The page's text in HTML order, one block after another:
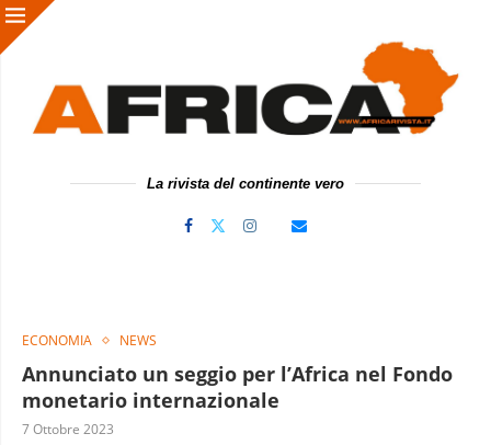
La rivista del continente vero
ECONOMIA NEWS
Annunciato un seggio per l’Africa nel Fondo
monetario internazionale
7 Ottobre 2023